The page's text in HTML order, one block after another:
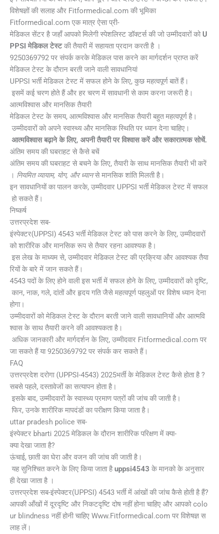
विशेषज्ञों की सलाह और Fitformedical.com की भूमिका
Fitformedical.com एक मात्र ऐसा प्री-
मेडिकल सेंटर है जहाँ आपको मिलेगी स्पेशलिस्ट डॉक्टर्स की जो उम्मीदवारों को U
PPSI मेडिकल टेस्टकी तैयारी में सहायता प्रदान करती है ।
9250369792 पर संपर्क करके मेडिकल पास करने का मार्गदर्शन प्राप्त करें
मेडिकल टेस्ट के दौरान बरती जाने वाली सावधानियां
UPPSI भर्ती मेडिकल टेस्ट में सफल होने के लिए, कुछ महत्वपूर्ण बातें हैं।
इसमें कई चरण होते हैं और हर चरण में सावधानी से काम करना जरूरी है।
आत्मविश्वास और मानसिक तैयारी
मेडिकल टेस्ट के समय, आत्मविश्वास और मानसिक तैयारी बहुत महत्वपूर्ण है।
उम्मीदवारों को अपने स्वास्थ्य और मानसिक स्थिति पर ध्यान देना चाहिए।
आत्मविश्वास बढ़ाने के लिए, अपनी तैयारी पर विश्वास करें और सकारात्मक सोचें.
अंतिम समय की घबराहट से कैसे बचें
अंतिम समय की घबराहट से बचने के लिए, तैयारी के साथ मानसिक तैयारी भी करें
। नियमित व्यायाम, योग, और ध्यानसे मानसिक शांति मिलती है।
इन सावधानियों का पालन करके, उम्मीदवार UPPSI भर्ती मेडिकल टेस्ट में सफल
हो सकते हैं।
निष्कर्ष
उत्तरप्रदेश सब-
इंस्पेक्टर(UPPSI) 4543 भर्ती मेडिकल टेस्ट को पास करने के लिए, उम्मीदवारों
को शारीरिक और मानसिक रूप से तैयार रहना आवश्यक है।
इस लेख के माध्यम से, उम्मीदवार मेडिकल टेस्ट की प्रक्रिया और आवश्यक तैया
रियों के बारे में जान सकते हैं।
4543 पदों के लिए होने वाली इस भर्ती में सफल होने के लिए, उम्मीदवारों को दृष्टि,
कान, नाक, गले, दांतों और हृदय गति जैसे महत्वपूर्ण पहलुओं पर विशेष ध्यान देना
होगा।
उम्मीदवारों को मेडिकल टेस्ट के दौरान बरती जाने वाली सावधानियों और आत्मवि
श्वास के साथ तैयारी करने की आवश्यकता है।
अधिक जानकारी और मार्गदर्शन के लिए, उम्मीदवार Fitformedical.com पर
जा सकते हैं या 9250369792 पर संपर्क कर सकते हैं।
FAQ
उत्तरप्रदेश दरोगा (UPPSI-4543) 2025भर्ती के मेडिकल टेस्ट कैसे होता है ?
सबसे पहले, दस्तावेजों का सत्यापन होता है।
इसके बाद, उम्मीदवारों के स्वास्थ्य प्रमाण पत्रों की जांच की जाती है।
फिर, उनके शारीरिक मापदंडों का परीक्षण किया जाता है।
uttar pradesh police सब-
इंस्पेक्टर bharti 2025 मेडिकल के दौरान शारीरिक परिक्षण में क्या-
क्या देखा जाता है?
ऊंचाई, छाती का घेरा और वजन की जांच की जाती है।
यह सुनिश्चित करने के लिए किया जाता हैuppsi4543 के मानको के अनुसार
ही देखा जाता है ।
उत्तरप्रदेश सब-इंस्पेक्टर(UPPSI) 4543 भर्ती में आंखों की जांच कैसे होती है हैं?
आपकी आँखों में दूरदृष्टि और निकटदृष्टि दोष नहीं होना चाहिए और आपको colo
ur blindness नहीं होनी चाहिए Www.Fitformedical.com पर विशेषज्ञ स
लाह लें।